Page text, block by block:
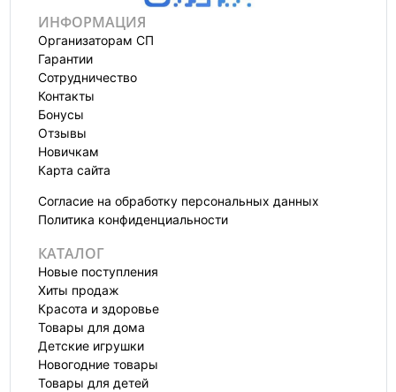
ИНФОРМАЦИЯ
Организаторам СП
Гарантии
Сотрудничество
Контакты
Бонусы
Отзывы
Новичкам
Карта сайта
Согласие на обработку персональных данных
Политика конфиденциальности
КАТАЛОГ
Новые поступления
Хиты продаж
Красота и здоровье
Товары для дома
Детские игрушки
Новогодние товары
Товары для детей